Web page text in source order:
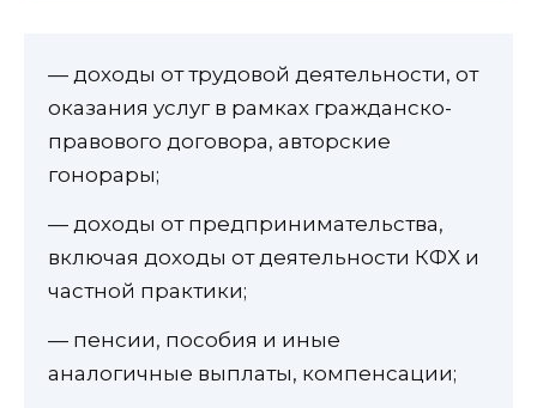
— доходы от трудовой деятельности, от
оказания услуг в рамках гражданско-
правового договора, авторские
гонорары;
— доходы от предпринимательства,
включая доходы от деятельности КФХ и
частной практики;
— пенсии, пособия и иные
аналогичные выплаты, компенсации;